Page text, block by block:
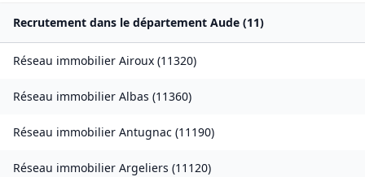
Recrutement dans le département Aude (11)
Réseau immobilier Airoux (11320)
Réseau immobilier Albas (11360)
Réseau immobilier Antugnac (11190)
Réseau immobilier Argeliers (11120)